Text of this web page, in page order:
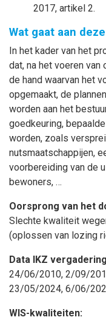
2017, artikel 2.
Wat gaat aan
In het kader van het
dat, na het voeren
de hand waarvan het
opgemaakt, de
worden aan het
goedkeuring,
worden, zoals
nutsmaatschappijen,
voorbereiding van de
bewoners, …
Oorsprong van het
Slechte kwaliteit
(oplossen van lozing
Data IKZ
24/06/2010, 2/09/
23/05/2024, 6/06/
WIS-kwaliteiten: